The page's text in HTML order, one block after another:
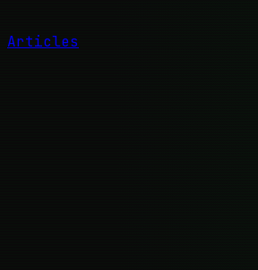
Articles